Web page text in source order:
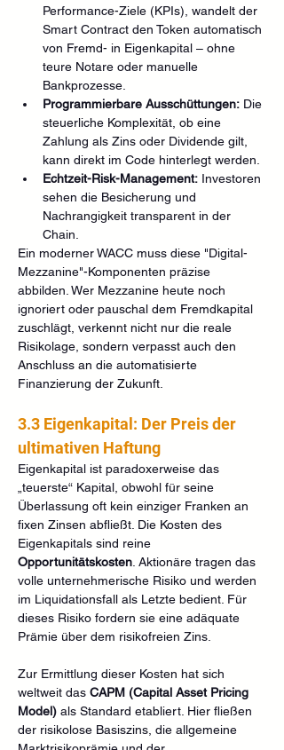
Performance-Ziele (KPIs), wandelt der
Smart Contract den Token automatisch
von Fremd- in Eigenkapital – ohne
teure Notare oder manuelle
Bankprozesse.
Programmierbare Ausschüttungen: Die
steuerliche Komplexität, ob eine
Zahlung als Zins oder Dividende gilt,
kann direkt im Code hinterlegt werden.
Echtzeit-Risk-Management: Investoren
sehen die Besicherung und
Nachrangigkeit transparent in der
Chain.
Ein moderner WACC muss diese "Digital-
Mezzanine"-Komponenten präzise
abbilden. Wer Mezzanine heute noch
ignoriert oder pauschal dem Fremdkapital
zuschlägt, verkennt nicht nur die reale
Risikolage, sondern verpasst auch den
Anschluss an die automatisierte
Finanzierung der Zukunft.
3.3 Eigenkapital: Der Preis der
ultimativen Haftung
Eigenkapital ist paradoxerweise das
„teuerste“ Kapital, obwohl für seine
Überlassung oft kein einziger Franken an
fixen Zinsen abfließt. Die Kosten des
Eigenkapitals sind reine
Opportunitätskosten . Aktionäre tragen das
volle unternehmerische Risiko und werden
im Liquidationsfall als Letzte bedient. Für
dieses Risiko fordern sie eine adäquate
Prämie über dem risikofreien Zins.
Zur Ermittlung dieser Kosten hat sich
weltweit das CAPM (Capital Asset Pricing
Model) als Standard etabliert. Hier fließen
der risikolose Basiszins, die allgemeine